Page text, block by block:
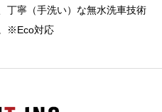
丁寧（手洗い）な無水洗車技術
※Eco対応